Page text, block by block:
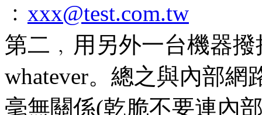
﹕ xxx@test.com.tw
第二﹐用另外一台機器撥
whatever。總之與內部網
毫無關係(乾脆不要連內